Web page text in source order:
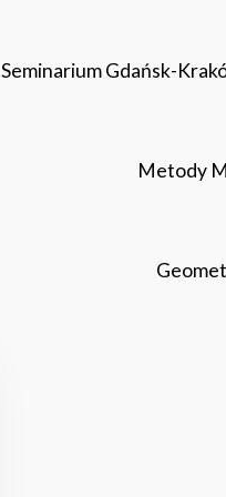
Seminarium Gdańsk-
Metody